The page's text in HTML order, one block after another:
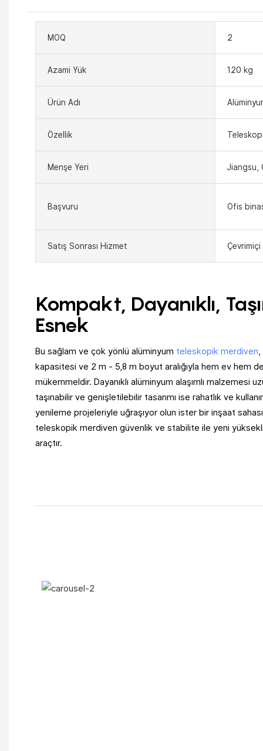
MOQ 2
Azami Yük 120 kg
Ürün Adı
Özellik
Menşe Yeri Jiangsu,
Başvuru Ofis
Satış Sonrası Hizmet
Kompakt, Dayanıklı,
Esnek
Bu sağlam ve çok yönlü alüminyum teleskopik merdiven
kapasitesi ve 2 m - 5,8 m boyut aralığıyla hem ev hem de
mükemmeldir. Dayanıklı alüminyum alaşımlı malzemesi
taşınabilir ve genişletilebilir tasarımı ise rahatlık ve
yenileme projeleriyle uğraşıyor olun ister bir inşaat
teleskopik merdiven güvenlik ve stabilite ile yeni
araçtır.